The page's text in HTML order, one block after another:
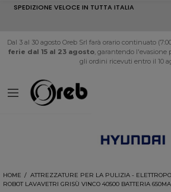
SPEDIZIONE VELOCE IN TUTTA ITALIA
Dal 3 al 30 agosto Oreb Srl farà orario continuato
ferie dal 15 al 23 agosto, garantendo l'evasione
gli ordini ricevuti entro il 10
HOME
ATTREZZATURE PER LA PULIZIA -
ROBOT LAVAVETRI GRISÙ VINCO 40500 BATTERIA